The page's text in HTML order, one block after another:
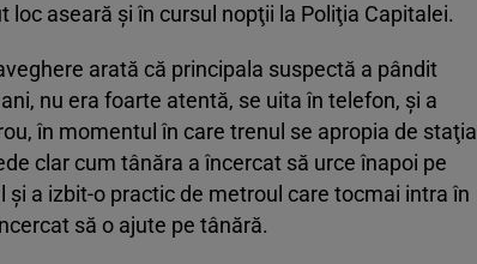
aseară şi în cursul nopţii la Poliţia Capitalei.
arată că principala suspectă a pândit
nu era foarte atentă, se uita în telefon, şi a
în momentul în care trenul se apropia de staţia
clar cum tânăra a încercat să urce înapoi pe
a izbit-o practic de metroul care tocmai intra în
să o ajute pe tânără.